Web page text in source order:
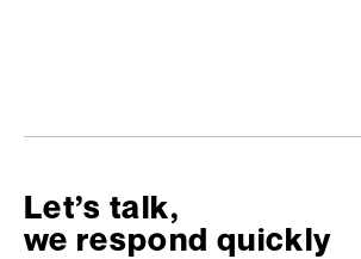
Let’s talk,
we respond quickly